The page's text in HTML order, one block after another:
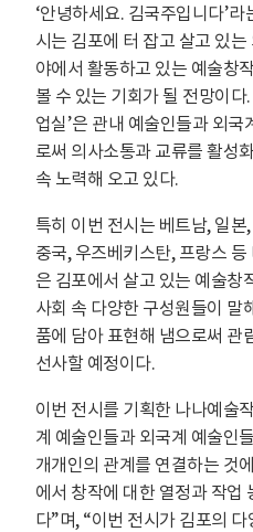
‘안녕하세요. 김국주입니다’
시는 김포에 터 잡고 살고 있
야에서 활동하고 있는 예술창
볼 수 있는 기회가 될 전망이
업실’은 관내 예술인들과 외
로써 의사소통과 교류를 활성
속 노력해 오고 있다.
특히 이번 전시는 베트남, 일
중국, 우즈베키스탄, 프랑스
은 김포에서 살고 있는 예술창
사회 속 다양한 구성원들이 말
품에 담아 표현해 냄으로써 관
선사할 예정이다.
이번 전시를 기획한 나나예술
계 예술인들과 외국계 예술인
개개인의 관계를 연결하는 것
에서 창작에 대한 열정과 작업
다”며, “이번 전시가 김포의